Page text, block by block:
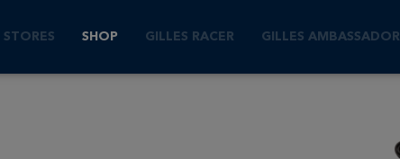
STORES SHOP GILLES RACER GILLES AMBASSADOR
(2025 - )